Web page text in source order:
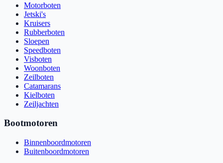
Motorboten
Jetski's
Kruisers
Rubberboten
Sloepen
Speedboten
Visboten
Woonboten
Zeilboten
Catamarans
Kielboten
Zeiljachten
Bootmotoren
Binnenboordmotoren
Buitenboordmotoren